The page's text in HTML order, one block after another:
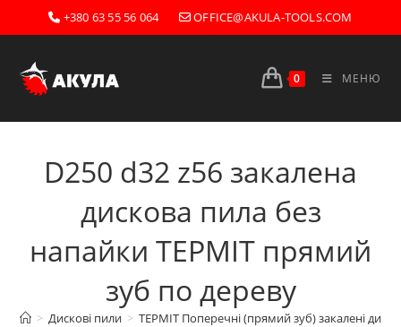
Перейти
до
+380 63 55 56 064 OFFICE@AKULA-TOOLS.COM
0 МЕНЮ
D250 d32 z56 закалена
дискова пила без
напайки ТЕРМІТ прямий
зуб по дереву
> Дискові пили > ТЕРМІТ Поперечні (прямий зуб) закалені